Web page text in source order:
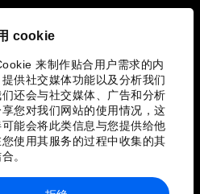
cookie
来制作贴合用户需求的内
供社交媒体功能以及分析我们
还会与社交媒体、广告和分析
您对我们网站的使用情况，这
能会将此类信息与您提供给他
使用其服务的过程中收集的其
。